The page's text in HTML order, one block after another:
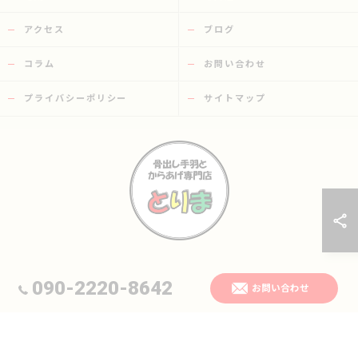
090-2220-8642 お問い合わせ
アクセス ブログ
コラム お問い合わせ
プライバシーポリシー サイトマップ
© 2026 大分県日田市の唐揚げなら骨出し手羽とからあげ専門店 とりま ALL
RIGHTS RESERVED.